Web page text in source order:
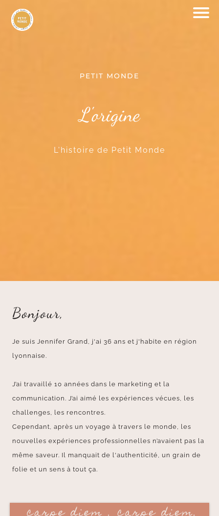
PETIT MONDE
L'origine
L'histoire de Petit Monde
Bonjour,
Je suis Jennifer Grand, j'ai 36 ans et j'habite en région
lyonnaise.
J’ai travaillé 10 années dans le marketing et la
communication. J’ai aimé les expériences vécues, les
challenges, les rencontres.
Cependant, après un voyage à travers le monde, les
nouvelles expériences professionnelles n’avaient pas la
même saveur. Il manquait de l'authenticité, un grain de
folie et un sens à tout ça.